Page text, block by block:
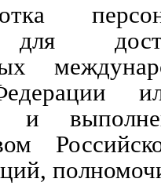
для
и